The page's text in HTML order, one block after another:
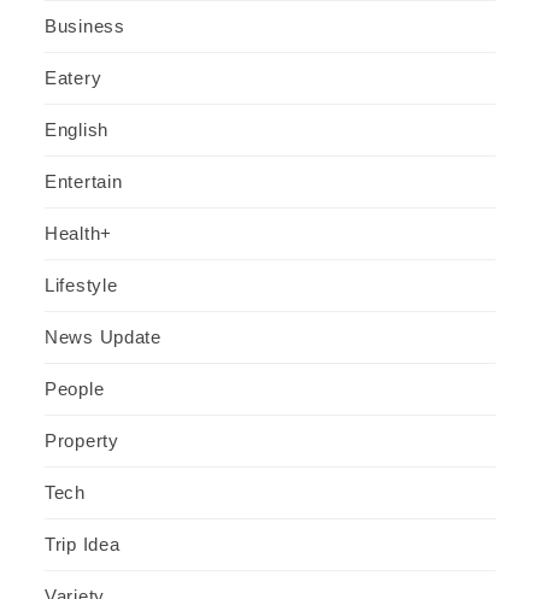
Business
Eatery
English
Entertain
Health+
Lifestyle
News Update
People
Property
Tech
Trip Idea